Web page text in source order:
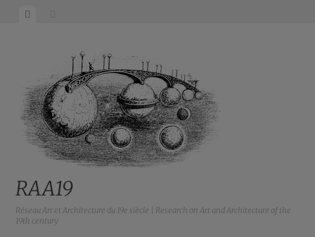
RAA19
Réseau Art et Architecture du 19e siècle | Research on Art and Architecture of the
19th century